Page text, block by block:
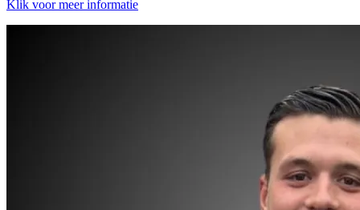
Klik voor meer informatie